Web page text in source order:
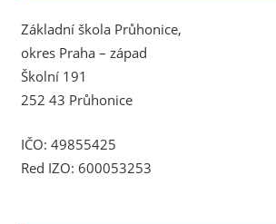
Základní škola Průhonice,
okres Praha – západ
Školní 191
252 43 Průhonice
IČO: 49855425
Red IZO: 600053253